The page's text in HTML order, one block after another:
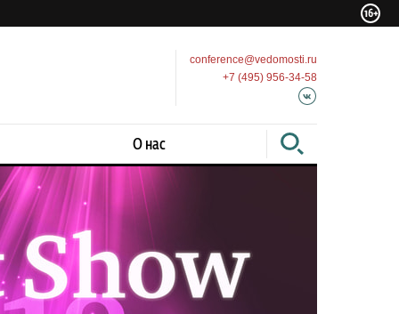
conference@vedomosti.ru
+7 (495) 956-34-58
О нас